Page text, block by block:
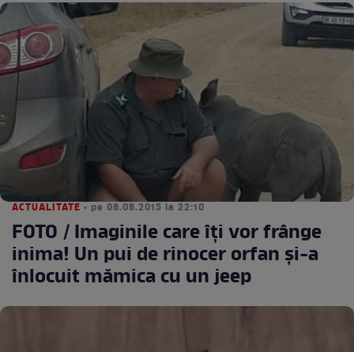
ACTUALITATE • pe 08.08.2015 la 22:10
FOTO / Imaginile care îţi vor frânge
inima! Un pui de rinocer orfan şi-a
înlocuit mămica cu un jeep